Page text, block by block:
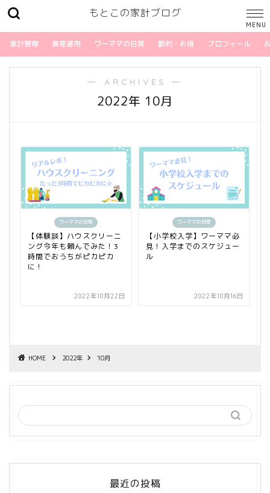
もとこの家計ブログ
家計管理 資産運用 ワーママの日常 節約・お得 プロフィール
― ARCHIVES ―
2022年 10月
ワーママの日常
【体験談】ハウスクリーニ
ング今年も頼んでみた！3
時間でおうちがピカピカ
に！
2022年10月22日
ワーママの日常
【小学校入学】ワーママ必
見！入学までのスケジュー
ル
2022年10月16日
HOME 2022年 10月
最近の投稿